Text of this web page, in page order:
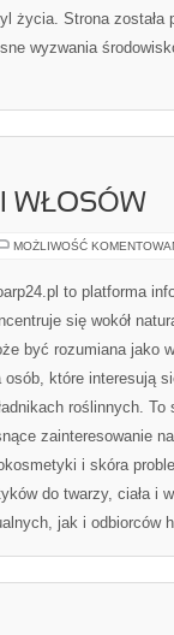
życia. Strona została
wyzwania
WŁOSÓW
MOŻLIWOŚĆ
to platforma
się wokół
być rozumiana jako
osób, które interesują
roślinnych.
zainteresowanie
i skóra
do twarzy, ciała i
jak i